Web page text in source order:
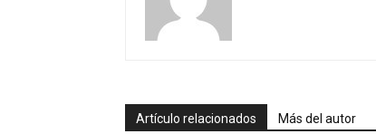
Artículo relacionados Más del autor